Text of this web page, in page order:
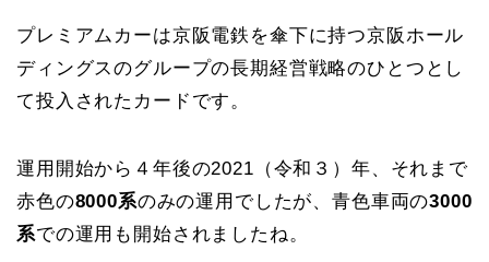
プレミアムカーは京阪電鉄を傘下に持つ京阪ホール
ディングスのグループの長期経営戦略のひとつとし
て投入されたカードです。
運用開始から４年後の2021（令和３）年、それまで
赤色の8000系のみの運用でしたが、青色車両の3000
系での運用も開始されましたね。